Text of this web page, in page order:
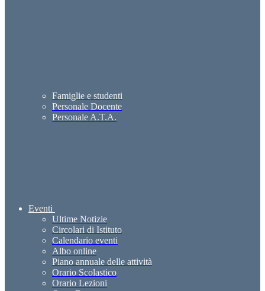
Famiglie e studenti
Personale Docente
Personale A.T.A.
Eventi
Ultime Notizie
Circolari di Istituto
Calendario eventi
Albo online
Piano annuale delle attività
Orario Scolastico
Orario Lezioni